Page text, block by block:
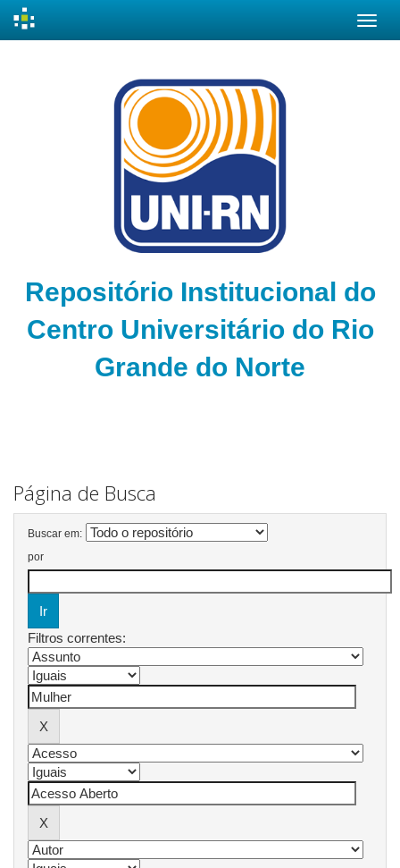
Repositório Institucional do
Centro Universitário do Rio
Grande do Norte
Página de Busca
Buscar em:
por
Filtros correntes: